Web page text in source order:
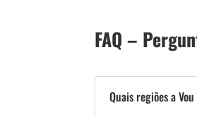
FAQ –
Quais regiões a